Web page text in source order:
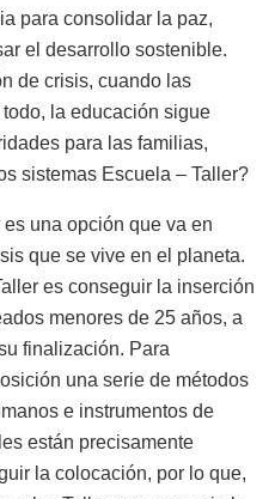
para consolidar la paz,
el desarrollo sostenible.
de crisis, cuando las
la educación sigue
para las familias,
sistemas Escuela – Taller?
una opción que va en
que se vive en el planeta.
es conseguir la inserción
menores de 25 años, a
finalización. Para
una serie de métodos
e instrumentos de
están precisamente
la colocación, por lo que,